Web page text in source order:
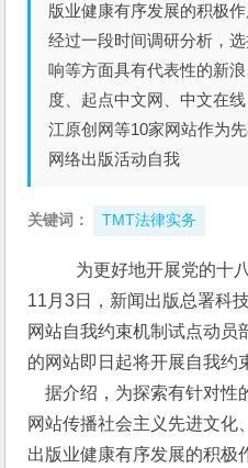
版业健康有序发展的积极
经过一段时间调研分析，
响等方面具有代表性的新
度、起点中文网、中文在
江原创网等10家网站作为
网络出版活动自我
关键词： TMT法律实务
为更好地开展党的十
11月3日，新闻出版总署科
网站自我约束机制试点动员
的网站即日起将开展自我约
据介绍，为探索有针对性
网站传播社会主义先进文化
出版业健康有序发展的积极